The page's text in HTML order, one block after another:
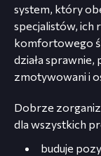
system, który
specjalistów,
komfortowego
działa sprawnie,
zmotywowani i
Dobrze
dla wszystkich
buduje